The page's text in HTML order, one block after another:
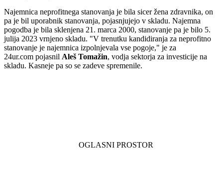
Najemnica neprofitnega stanovanja je bila sicer žena zdravnika, on
pa je bil uporabnik stanovanja, pojasnjujejo v skladu. Najemna
pogodba je bila sklenjena 21. marca 2000, stanovanje pa je bilo 5.
julija 2023 vrnjeno skladu. "V trenutku kandidiranja za neprofitno
stanovanje je najemnica izpolnjevala vse pogoje," je za
24ur.com pojasnil Aleš Tomažin, vodja sektorja za investicije na
skladu. Kasneje pa so se zadeve spremenile.